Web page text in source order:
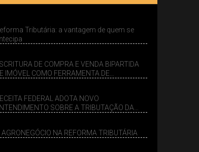
Tributária: a vantagem de quem se
DE COMPRA E VENDA BIPARTIDA
IMÓVEL COMO FERRAMENTA DE
FEDERAL ADOTA NOVO
SOBRE A TRIBUTAÇÃO DA
AGRONEGÓCIO NA REFORMA TRIBUTÁRIA